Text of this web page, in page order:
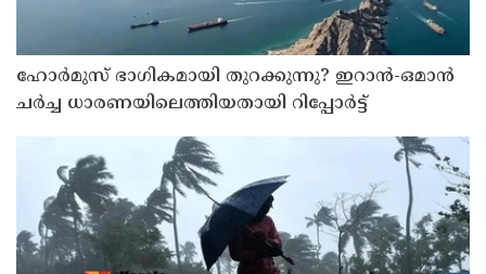
ഹോര്‍മുസ് ഭാഗികമായി തുറക്കുന്നു? ഇറാന്‍-ഒമാന്‍
ചര്‍ച്ച ധാരണയിലെത്തിയതായി റിപ്പോര്‍ട്ട്